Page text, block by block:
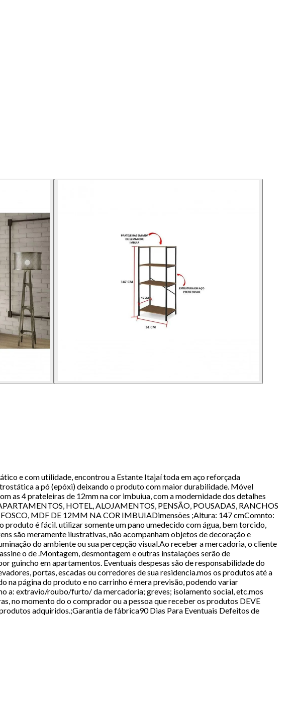
e com utilidade, encontrou a Estante Itajaí toda em aço reforçada
a pó (epóxi) deixando o produto com maior durabilidade. Móvel
as 4 prateleiras de 12mm na cor imbuiua, com a modernidade dos detalhes
HOTEL, ALOJAMENTOS, PENSÃO, POUSADAS, RANCHOS
MDF DE 12MM NA COR IMBUIADimensões ;Altura: 147 cmComnto:
é fácil. utilizar somente um pano umedecido com água, bem torcido,
são meramente ilustrativas, não acompanham objetos de decoração e
do ambiente ou sua percepção visual.Ao receber a mercadoria, o cliente
o de .Montagem, desmontagem e outras instalações serão de
guincho em apartamentos. Eventuais despesas são de responsabilidade do
portas, escadas ou corredores de sua residencia.mos os produtos até a
na página do produto e no carrinho é mera previsão, podendo variar
a: extravio/roubo/furto/ da mercadoria; greves; isolamento social, etc.mos
no momento do o comprador ou a pessoa que receber os produtos DEVE
adquiridos.;Garantia de fábrica90 Dias Para Eventuais Defeitos de